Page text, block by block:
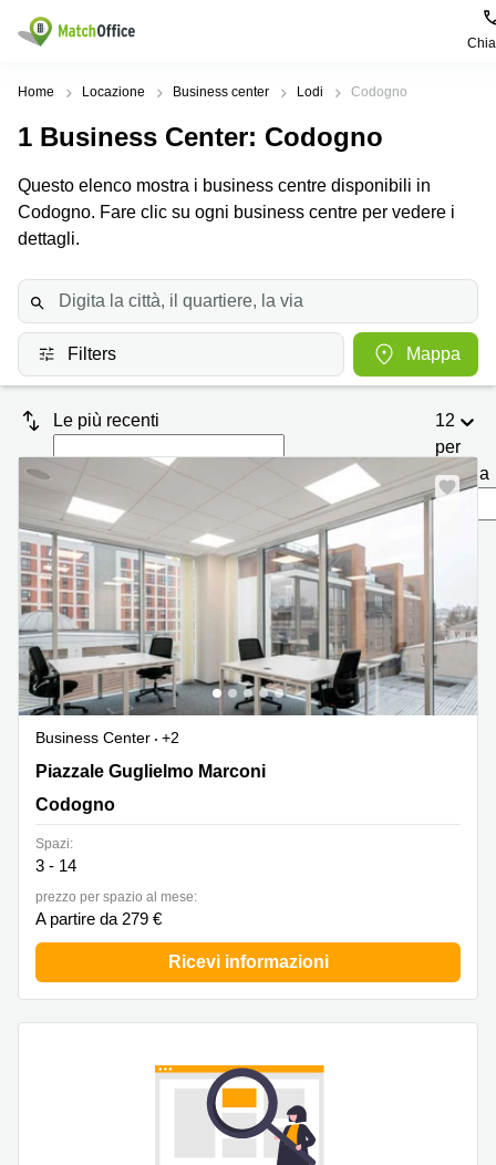
Dare in locazione e affittare
Tipologie di
commerciali
Ufficio
Center
Coworking
Sala
Riunioni
Ufficio
Zone
Genova
Milano
Palermo
Bari
Firenze
Padova
Brescia
Pescara
Verona
Catania
Bologna
Bergamo
Como
Napoli
Ricerche
Coworking
Lazio
Bologna
Uffici
in
affitto a
Vicenza
Coworking
Uffici
affitto a
Pescara
Coworking
Lombardy
Business
center
Toscana
Business
center
center
Coworking
Campania
Coworking
Cagliari
Coworking
Pescara
Aiuto
Chi Siamo
Prezzo
Accesso
Home Locazione Business center Lodi Codogno
1 Business Center: Codogno
Questo elenco mostra i business centre disponibili in
Codogno. Fare clic su ogni business centre per vedere i
dettagli.
Filters Mappa
Le più recenti
12
per
pagina
Business Center
+2
Piazzale Guglielmo Marconi 37, Codogno
Piazzale Guglielmo Marconi
Codogno
Spazi:
3 - 14
prezzo per spazio al mese:
A partire da 279 €
Ricevi informazioni